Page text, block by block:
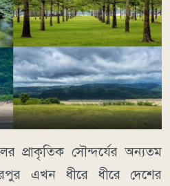
প্রাকৃতিক সৌন্দর্যের অন্যতম
এখন ধীরে ধীরে দেশের